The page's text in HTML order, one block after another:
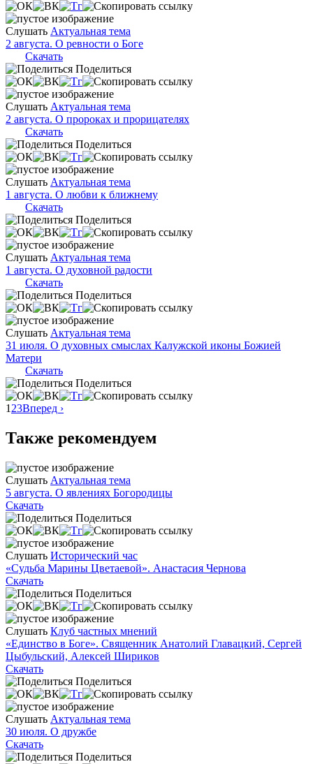
Слушать Актуальная тема
2 августа. О ревности о Боге
Скачать
Поделиться
Слушать Актуальная тема
2 августа. О пророках и прорицателях
Скачать
Поделиться
Слушать Актуальная тема
1 августа. О любви к ближнему
Скачать
Поделиться
Слушать Актуальная тема
1 августа. О духовной радости
Скачать
Поделиться
Слушать Актуальная тема
31 июля. О духовных смыслах Калужской иконы Божией
Матери
Скачать
Поделиться
1 23Вперед ›
Также рекомендуем
Слушать Актуальная тема
5 августа. О явлениях Богородицы
Скачать
Поделиться
Слушать Исторический час
«Судьба Марины Цветаевой». Анастасия Чернова
Скачать
Поделиться
Слушать Клуб частных мнений
«Единство в Боге». Священник Анатолий Главацкий, Сергей
Цыбульский, Алексей Шириков
Скачать
Поделиться
Слушать Актуальная тема
30 июля. О дружбе
Скачать
Поделиться